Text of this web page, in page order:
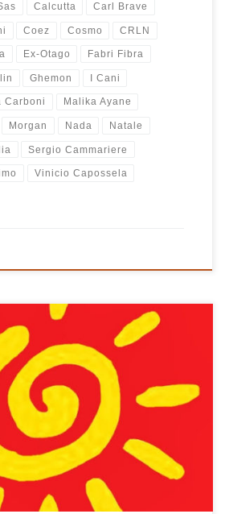
Calcutta Carl Brave
Coez Cosmo CRLN
Ex-Otago Fabri Fibra
Ghemon I Cani
Carboni Malika Ayane
Morgan Nada Natale
Sergio Cammariere
Vinicio Capossela
la playlist con La terra, l’Emilia, la
canzone di Vasco Brondi alias Le Luci
apre molto più che degnamente
un omaggio alla musica italiana che più mi
e in certi […]